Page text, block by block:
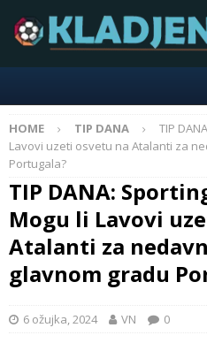
HOME TIP DANA
TIP
Lavovi uzeti osvetu na Atalanti za
Portugala?
TIP DANA:
Mogu li Lavovi
Atalanti za
glavnom gradu
6 ožujka, 2024 VN 0